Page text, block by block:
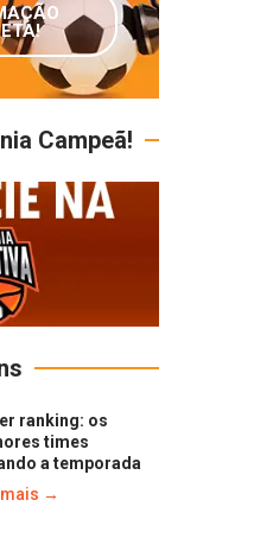
Campeã!
ranking: os
times
a temporada
mais →